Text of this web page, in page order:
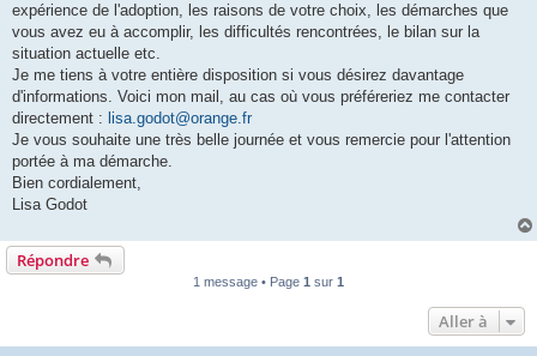
expérience de l'adoption, les raisons de votre choix, les démarches que
vous avez eu à accomplir, les difficultés rencontrées, le bilan sur la
situation actuelle etc.
Je me tiens à votre entière disposition si vous désirez davantage
d'informations. Voici mon mail, au cas où vous préféreriez me contacter
directement : lisa.godot@orange.fr
Je vous souhaite une très belle journée et vous remercie pour l'attention
portée à ma démarche.
Bien cordialement,
Lisa Godot
Répondre
1 message • Page 1 sur 1
Aller à